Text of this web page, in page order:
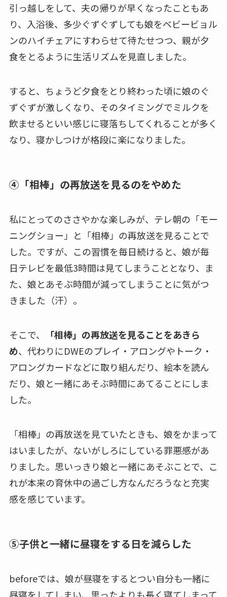
引っ越しをして、夫の帰りが早くなったこともあ
り、入浴後、多少ぐずぐずしても娘をベビービョル
ンのハイチェアにすわらせて待たせつつ、親が夕
食をとるように生活リズムを見直しました。
すると、ちょうど夕食をとり終わった頃に娘のぐ
ずぐずが激しくなり、そのタイミングでミルクを
飲ませるといい感じに寝落ちしてくれることが多く
なり、寝かしつけが格段に楽になりました。
④「相棒」の再放送を見るのをやめた
私にとってのささやかな楽しみが、テレ朝の「モー
ニングショー」と「相棒」の再放送を見ることで
した。ですが、この習慣を毎日続けると、娘が毎
日テレビを最低3時間は見てしまうこととなり、ま
た、娘とあそぶ時間が減ってしまうことに気がつ
きました（汗）。
そこで、
「相棒」の再放送を見ることをあきら
め、代わりにDWEのプレイ・アロングやトーク・
アロングカードなどに取り組んだり、絵本を読ん
だり、娘と一緒にあそぶ時間にあてることにしま
した。
「相棒」の再放送を見ていたときも、娘をかまって
はいましたが、ないがしろにしている罪悪感があ
りました。思いっきり娘と一緒にあそぶことで、こ
れが本来の育休中の過ごし方なんだろうなと充実
感を感じています。
⑤子供と一緒に昼寝をする日を減らした
beforeでは、娘が昼寝をするとつい自分も一緒に